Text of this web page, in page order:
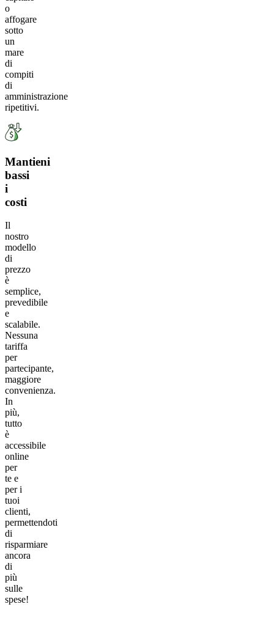
o
affogare
sotto
un
mare
di
compiti
di
amministrazione
ripetitivi.
Mantieni
bassi
i
costi
Il
nostro
modello
di
prezzo
è
semplice,
prevedibile
e
scalabile.
Nessuna
tariffa
per
partecipante,
maggiore
convenienza.
In
più,
tutto
è
accessibile
online
per
te e
per i
tuoi
clienti,
permettendoti
di
risparmiare
ancora
di
più
sulle
spese!